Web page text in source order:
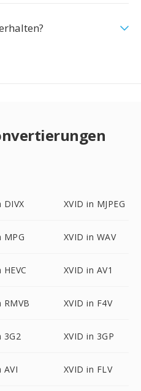
DIVX XVID in MJPEG
MPG XVID in WAV
XVID in AV1
RMVB XVID in F4V
3G2 XVID in 3GP
AVI XVID in FLV